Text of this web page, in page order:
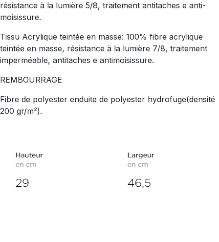
résistance à la lumière 5/8, traitement antitaches e anti-
moisissure.
Tissu Acrylique teintée en masse: 100% fibre acrylique
teintée en masse, résistance à la lumière 7/8, traitement
imperméable, antitaches e antimoisissure.
REMBOURRAGE
Fibre de polyester enduite de polyester hydrofuge(densité
200 gr/m²).